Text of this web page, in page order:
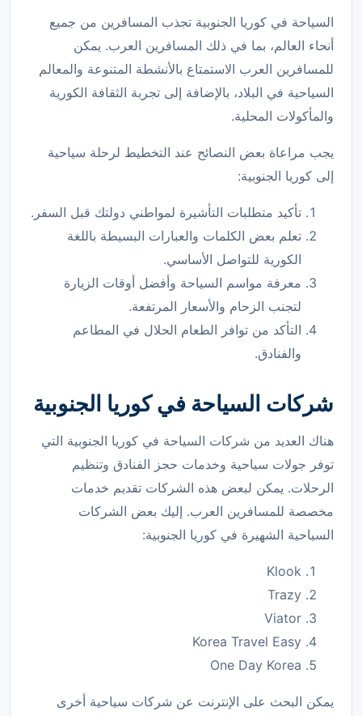
السياحة في كوريا الجنوبية تجذب المسافرين من جميع
أنحاء العالم، بما في ذلك المسافرين العرب. يمكن
للمسافرين العرب الاستمتاع بالأنشطة المتنوعة والمعالم
السياحية في البلاد، بالإضافة إلى تجربة الثقافة الكورية
والمأكولات المحلية.
يجب مراعاة بعض النصائح عند التخطيط لرحلة سياحية
إلى كوريا الجنوبية:
تأكيد متطلبات التأشيرة لمواطني دولتك قبل السفر.
تعلم بعض الكلمات والعبارات البسيطة باللغة
الكورية للتواصل الأساسي.
معرفة مواسم السياحة وأفضل أوقات الزيارة
لتجنب الزحام والأسعار المرتفعة.
التأكد من توافر الطعام الحلال في المطاعم
والفنادق.
شركات السياحة في كوريا الجنوبية
هناك العديد من شركات السياحة في كوريا الجنوبية التي
توفر جولات سياحية وخدمات حجز الفنادق وتنظيم
الرحلات. يمكن لبعض هذه الشركات تقديم خدمات
مخصصة للمسافرين العرب. إليك بعض الشركات
السياحية الشهيرة في كوريا الجنوبية:
Klook
Trazy
Viator
Korea Travel Easy
One Day Korea
يمكن البحث على الإنترنت عن شركات سياحية أخرى